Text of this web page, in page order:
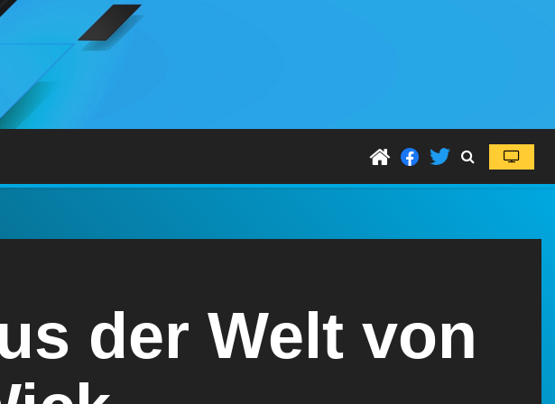
der Welt von